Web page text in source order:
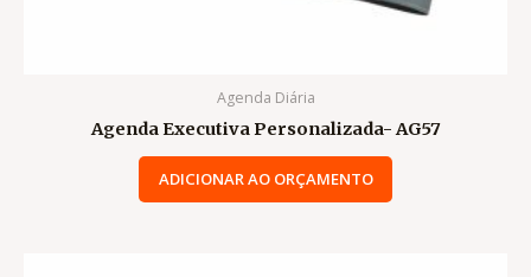
Agenda Diária
Agenda Executiva Personalizada- AG57
ADICIONAR AO ORÇAMENTO